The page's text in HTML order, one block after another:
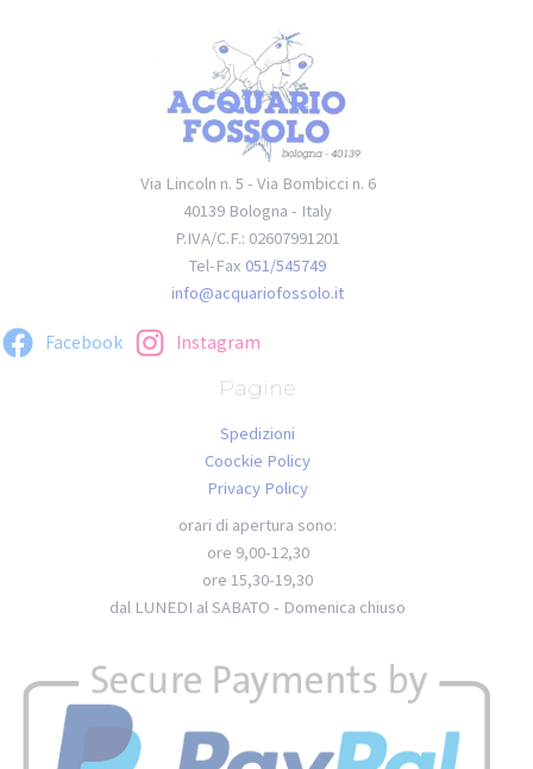
Via Lincoln n. 5 - Via Bombicci n. 6
40139 Bologna - Italy
P.IVA/C.F.: 02607991201
Tel-Fax 051/545749
info@acquariofossolo.it
Facebook Instagram
Pagine
Spedizioni
Coockie Policy
Privacy Policy
orari di apertura sono:
ore 9,00-12,30
ore 15,30-19,30
dal LUNEDI al SABATO - Domenica chiuso